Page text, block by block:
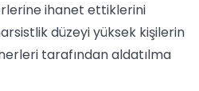
ihanet ettiklerini
düzeyi yüksek kişilerin
tarafından aldatılma